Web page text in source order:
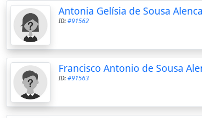
Antonia Gelísia de Sousa
ID:#91562
Francisco Antonio de Sousa
ID:#91563